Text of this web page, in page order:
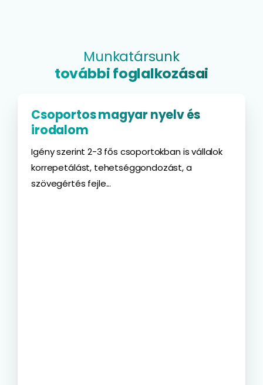
Munkatársunk
további foglalkozásai
Csoportos magyar nyelv és
irodalom
Igény szerint 2-3 fős csoportokban is vállalok
korrepetálást, tehetséggondozást, a
szövegértés fejle...